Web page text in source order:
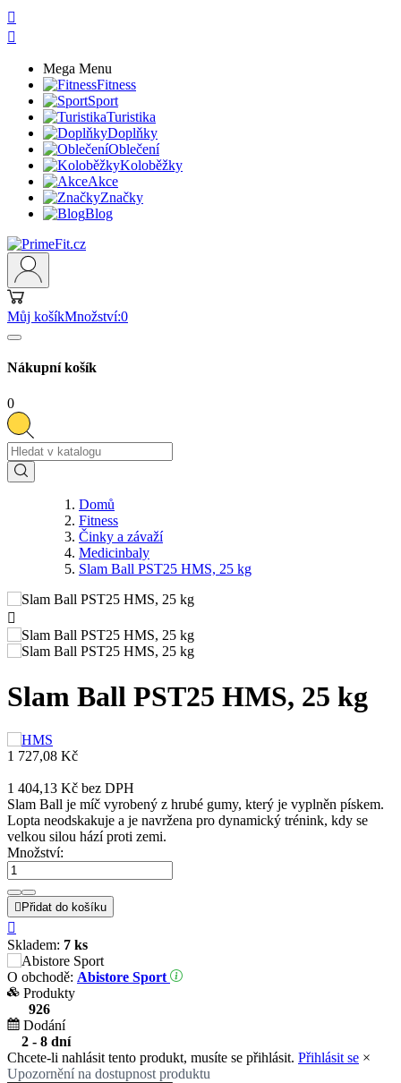


Mega Menu
Fitness
Sport
Turistika
Doplňky
Oblečení
Koloběžky
Akce
Značky
Blog
Můj košíkMnožství:0
Nákupní košík
0
Domů
Fitness
Činky a závaží
Medicinbaly
Slam Ball PST25 HMS, 25 kg

Slam Ball PST25 HMS, 25 kg
1 727,08 Kč
1 404,13 Kč bez DPH
Slam Ball je míč vyrobený z hrubé gumy, který je vyplněn pískem.
Lopta neodskakuje a je navržena pro dynamický trénink, kdy se
velkou silou hází proti zemi.
Množství:
 Přidat do košíku

Skladem: 7 ks
O obchodě: Abistore Sport
Produkty
926
Dodání
2 - 8 dní
Chcete-li nahlásit tento produkt, musíte se přihlásit. Přihlásit se ×
Upozornění na dostupnost produktu